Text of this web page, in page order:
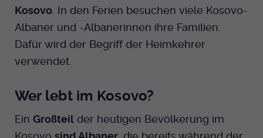
Kosovo . In den Ferien besuchen viele Kosovo-
Albaner und -Albanerinnen ihre Familien.
Dafür wird der Begriff der Heimkehrer
verwendet.
Wer lebt im Kosovo?
Ein Großteil der heutigen Bevölkerung im